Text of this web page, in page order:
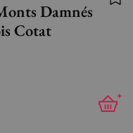
Damnés
Cotat
+